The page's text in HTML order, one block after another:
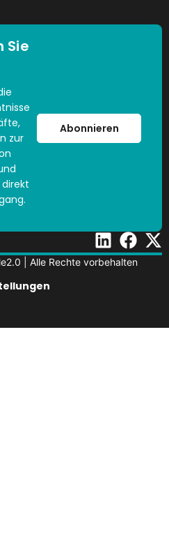
Sie
zur
Abonnieren
| Alle Rechte vorbehalten